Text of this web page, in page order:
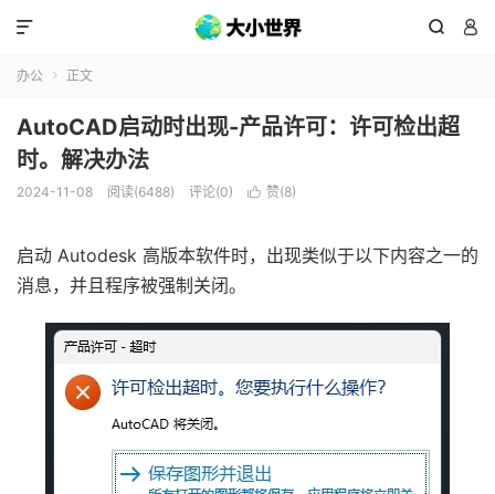
 

办公  正文
AutoCAD启动时出现-产品许可：许可检出超
时。解决办法
2024-11-08 阅读(6488) 评论(0)  赞(8)
启动 Autodesk 高版本软件时，出现类似于以下内容之一的
消息，并且程序被强制关闭。